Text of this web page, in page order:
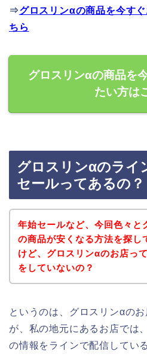
⇒グロスリンαの商品を今す
ちら
グロスリンαの商品を
たい方は
グロスリンαのライ
セールってあるの？
年始セールなど、今回色々と
の商品が安くなる方法を探し
けど、グロスリンαのお店っ
をしていないの？
というのは、グロスリンαの
が、私の地元にあるお店では
の情報をラインで配信してい